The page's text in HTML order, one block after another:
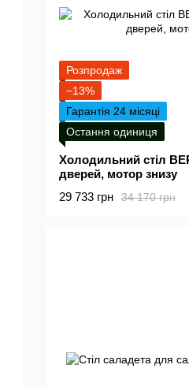
Розпродаж
−13%
Гарантія 24 місяці
Остання одиниця
Холодильний стіл
дверей, мотор знизу
34 170 грн
29 733 грн